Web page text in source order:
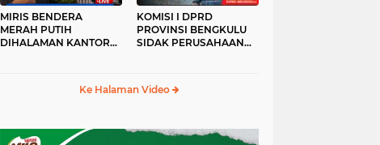
MIRIS BENDERA
MERAH PUTIH
DIHALAMAN KANTOR
KOMISI I DPRD
PROVINSI BENGKULU
SIDAK PERUSAHAAN
Ke Halaman Video